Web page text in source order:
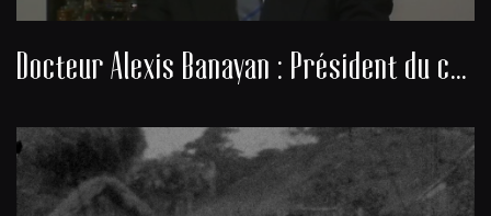
Docteur Alexis Banayan : Président du consistoire de la communauté juive de Bordeaux